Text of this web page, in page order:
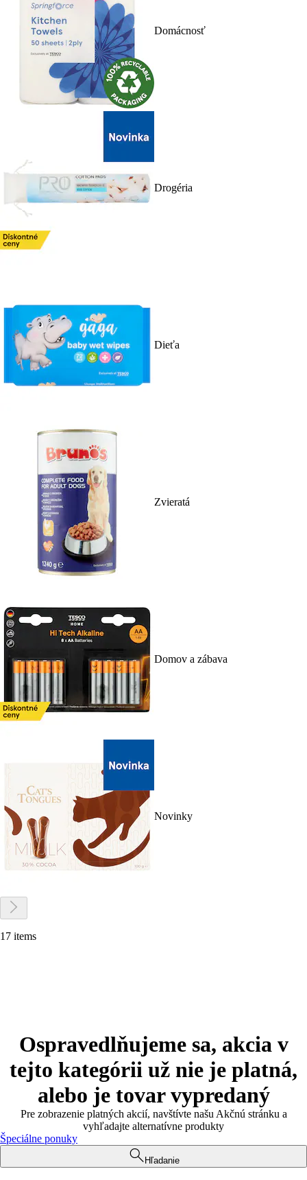
Domácnosť
Drogéria
Dieťa
Zvieratá
Domov a zábava
Novinky
17 items
Ospravedlňujeme sa, akcia v
tejto kategórii už nie je platná,
alebo je tovar vypredaný
Pre zobrazenie platných akcií, navštívte našu Akčnú stránku a
vyhľadajte alternatívne produkty
Špeciálne ponuky
Hľadanie